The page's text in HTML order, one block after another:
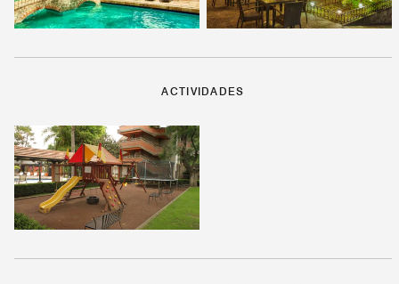
ACTIVIDADES